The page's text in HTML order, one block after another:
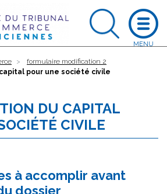
formulaire modification 2
pour une société civile
DU CAPITAL
CIVILE
à accomplir avant
dossier